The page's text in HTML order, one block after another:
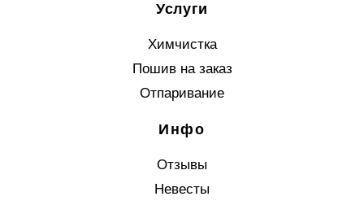
Услуги
Химчистка
Пошив на заказ
Отпаривание
Инфо
Отзывы
Невесты